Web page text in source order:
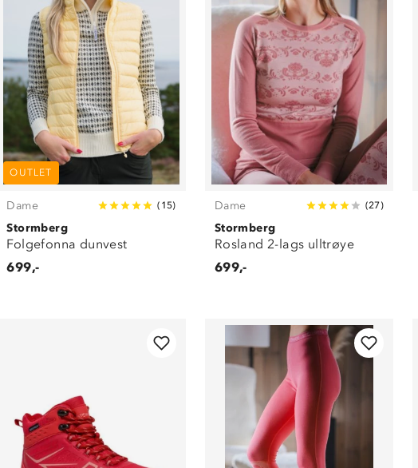
OUTLET
Dame ( 15)
Stormberg
Folgefonna dunvest
699,-
Dame (27)
Stormberg
Rosland 2-lags ulltrøye
699,-